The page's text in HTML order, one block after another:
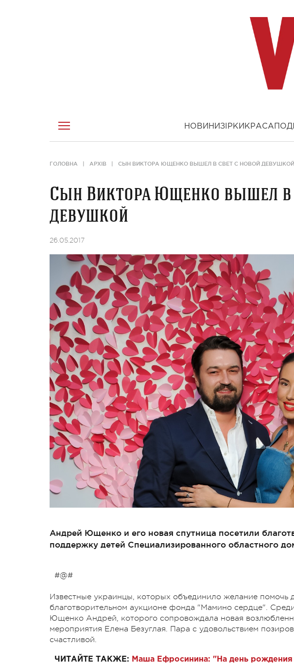
НОВИНИ ЗІРКИ КРАСА ПОДІЇ
ГОЛОВНА АРХІВ СЫН ВИКТОРА ЮЩЕНКО ВЫШЕЛ В СВЕТ С НОВОЙ ДЕВУШКОЙ
Сын Виктора Ющенко вышел в
девушкой
26.05.2017
Андрей Ющенко и его новая спутница посетили
поддержку детей Специализированного областного
#@#
Известные украинцы, которых объединило желание помочь
благотворительном аукционе фонда "Мамино сердце".
Ющенко Андрей, которого сопровождала новая
мероприятия Елена Безуглая. Пара с удовольствием
счастливой.
ЧИТАЙТЕ ТАКЖЕ: Маша Ефросинина: "На день